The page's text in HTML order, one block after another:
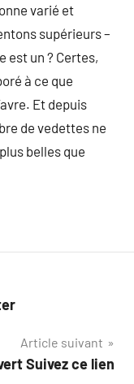
varié et
supérieurs –
est un ? Certes,
à ce que
Et depuis
de vedettes ne
belles que
Article suivant
Suivez ce lien